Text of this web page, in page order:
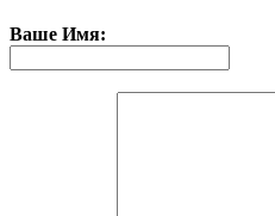
Ваше Имя: